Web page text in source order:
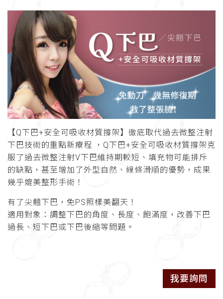
【Q下巴+安全可吸收材質撐架】徹底取代過去微整注射
下巴技術的重點新療程 ， Q下巴+安全可吸收材質撐架克
服了過去微整注射V下巴維持期較短、填充物可能排斥
的缺點，甚至增加了外型自然、線條滑順的優勢，成果
幾乎媲美整形手術！
有了尖翹下巴，免PS照樣美翻天！
適用對象：調整下巴的角度、長度、飽滿度，改善下巴
過長、短下巴或下巴後縮等問題。
我要詢問